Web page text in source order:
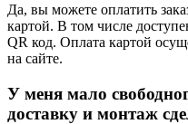
Да, вы можете оплатить
картой. В том числе
QR код. Оплата картой
на сайте.
У меня мало
доставку и монтаж